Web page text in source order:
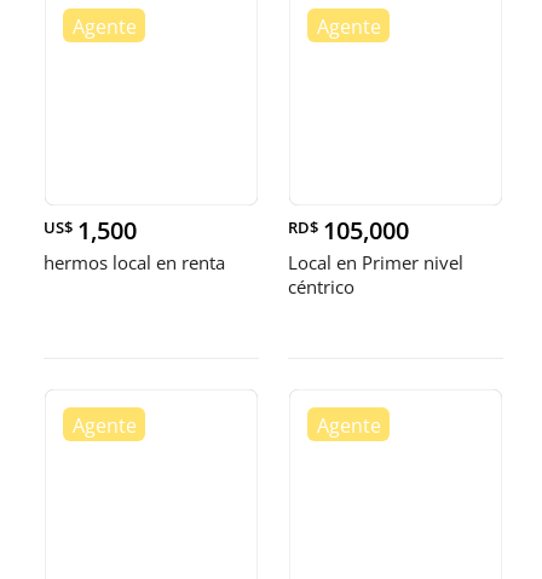
US$ 1,500
hermos local en renta
RD$ 105,000
Local en Primer nivel
céntrico